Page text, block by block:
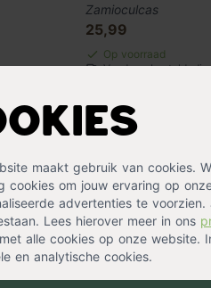
maakt gebruik van cookies.
cookies om jouw ervaring op
advertenties te
Lees hierover meer in ons
alle cookies op onze website.
en analytische cookies.
Zamioculcas
25,99
Op voorraad
Vandaag besteld,
en exclusieve korting?